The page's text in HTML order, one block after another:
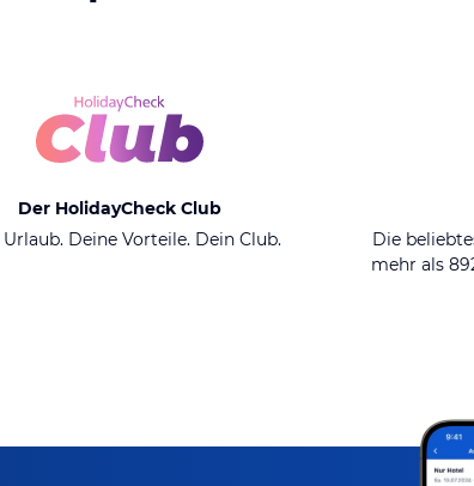
Der HolidayCheck Club
Deine Vorteile. Dein Club.
Die
mehr als